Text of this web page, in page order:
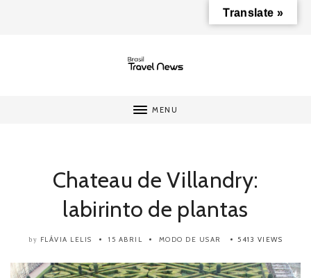
MENU
Chateau de Villandry:
labirinto de plantas
by FLÁVIA LELIS 15 ABRIL MODO DE USAR 5413 VIEWS
Translate »